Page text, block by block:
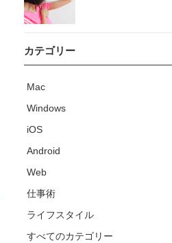
カテゴリー
Mac
Windows
iOS
Android
Web
仕事術
ライフスタイル
すべてのカテゴリー